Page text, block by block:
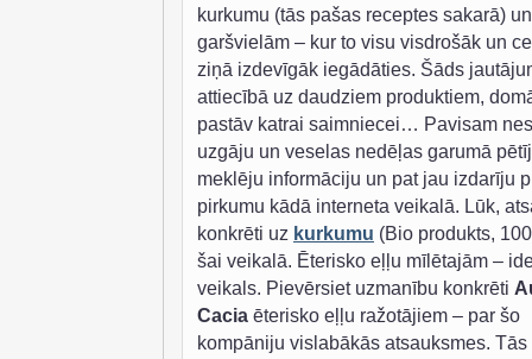
kurkumu (tās pašas receptes sakarā) un
garšvielām – kur to visu visdrošāk un
ziņā izdevīgāk iegādāties. Šāds
attiecībā uz daudziem produktiem,
pastāv katrai saimniecei… Pavisam
uzgāju un veselas nedēļas garumā
meklēju informāciju un pat jau izdarīju
pirkumu kādā interneta veikalā. Lūk,
konkrēti uz kurkumu (Bio produkts,
šai veikalā. Ēterisko eļļu mīlētajām –
veikals. Pievērsiet uzmanību konkrēti
Cacia ēterisko eļļu ražotājiem – par šo
kompāniju vislabākās atsauksmes. Tās